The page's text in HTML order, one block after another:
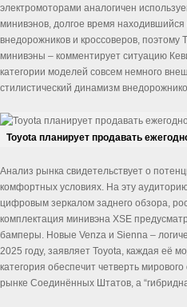
электромоторами аналогичен
минивэнов, долгое время
внедорожников и кроссоверов,
минивэны – комментирует ситуацию
категории моделей совсем немного
стилистический динамизм
Toyota планирует продавать
Анализ рынка свидетельствует о
комфортных условиях. На эту
цифровым зеркалом заднего обзора,
комплектация минивэна XSE
бамперы. Новые Venza и Sienna –
2025 году, заявляет Toyota, каждая её
категория обеспечит четверть
рынке Соединённых Штатов, а